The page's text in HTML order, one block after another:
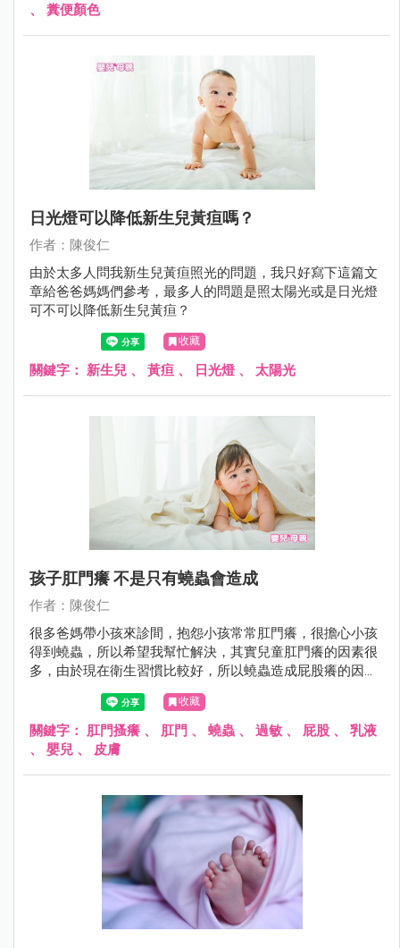
、 糞便顏色
日光燈可以降低新生兒黃疸嗎？
作者：陳俊仁
由於太多人問我新生兒黃疸照光的問題，我只好寫下這篇文
章給爸爸媽媽們參考，最多人的問題是照太陽光或是日光燈
可不可以降低新生兒黃疸？
收藏
關鍵字： 新生兒 、 黃疸 、 日光燈 、 太陽光
孩子肛門癢 不是只有蟯蟲會造成
作者：陳俊仁
很多爸媽帶小孩來診間，抱怨小孩常常肛門癢，很擔心小孩
得到蟯蟲，所以希望我幫忙解決，其實兒童肛門癢的因素很
多，由於現在衛生習慣比較好，所以蟯蟲造成屁股癢的因
素，已經不常看到了。
收藏
關鍵字： 肛門搔癢 、 肛門 、 蟯蟲 、 過敏 、 屁股 、 乳液
、 嬰兒 、 皮膚